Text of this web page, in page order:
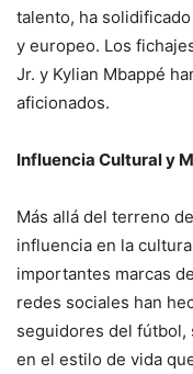
talento, ha
y europeo. Los
Jr. y Kylian Mbappé
aficionados.
Influencia Cultural y
Más allá del terreno
influencia en la
importantes marcas
redes sociales han
seguidores del fútbol,
en el estilo de vida